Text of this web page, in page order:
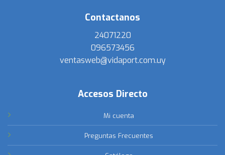
Contactanos
24071220
096573456
ventasweb@vidaport.com.uy
Accesos Directo
Mi cuenta
Preguntas Frecuentes